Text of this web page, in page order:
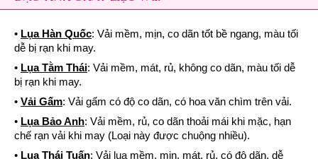
• Lụa Hàn Quốc: Vải mềm, mịn, co dãn tốt bề ngang, màu tối
dễ bị rạn khi may.
• Lụa Tằm Thái: Vải mềm, mát, rủ, không co dãn, màu tối dễ
bị rạn khi may.
• Vải Gấm: Vải gấm có độ co dãn, có hoa văn chìm trên vải.
• Lụa Bảo Anh: Vải mềm, rủ, co dãn thoải mái khi mặc, hạn
chế rạn vải khi may (Loại này được chuộng nhiều).
• Lụa Thái Tuấn: Vải lụa mềm, mịn, mát, rủ, có độ dãn, dễ